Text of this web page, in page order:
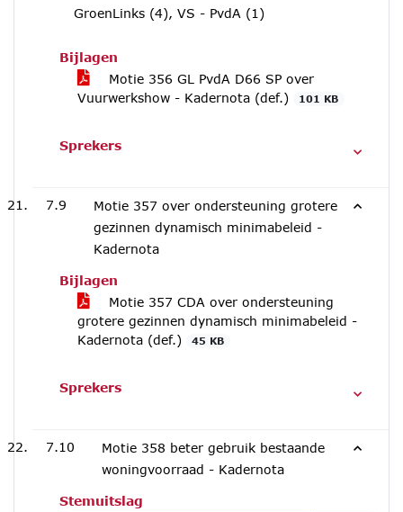
GroenLinks (4), VS - PvdA (1)
Bijlagen
Motie 356 GL PvdA D66 SP over
Vuurwerkshow - Kadernota (def.)
101 KB
Sprekers
7.9
Motie 357 over ondersteuning grotere
gezinnen dynamisch minimabeleid -
Kadernota
Bijlagen
Motie 357 CDA over ondersteuning
grotere gezinnen dynamisch minimabeleid -
Kadernota (def.)
45 KB
Sprekers
7.10
Motie 358 beter gebruik bestaande
woningvoorraad - Kadernota
Stemuitslag